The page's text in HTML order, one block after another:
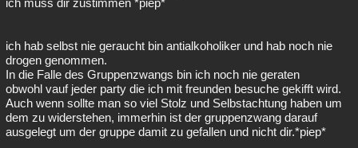
ich muss dir zustimmen *piep*
ich hab selbst nie geraucht bin antialkoholiker und hab noch nie
drogen genommen.
In die Falle des Gruppenzwangs bin ich noch nie geraten
obwohl vauf jeder party die ich mit freunden besuche gekifft wird.
Auch wenn sollte man so viel Stolz und Selbstachtung haben um
dem zu widerstehen, immerhin ist der gruppenzwang darauf
ausgelegt um der gruppe damit zu gefallen und nicht dir.*piep*